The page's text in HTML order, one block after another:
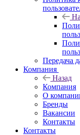
Передача
Компания
Назад
Компания
О
Бренды
Вакансии
Контакты
Контакты